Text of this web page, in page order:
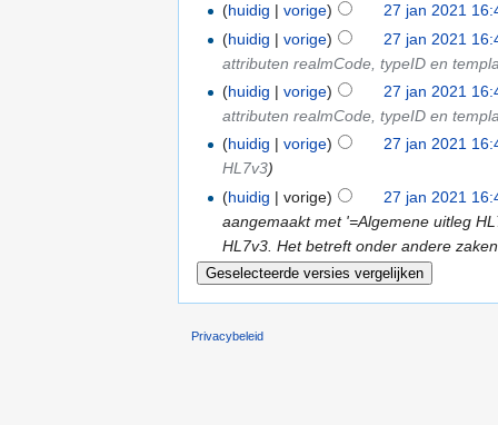
(huidig |vorige)
27 jan 2021
(huidig |vorige)
27 jan 2021
attributen realmCode, typeID en
(huidig |vorige)
27 jan 2021
attributen realmCode, typeID en
(huidig |vorige)
27 jan 2021
HL7v3)
(huidig | vorige)
27 jan 2021
aangemaakt met '=Algemene uitleg
HL7v3. Het betreft onder andere
Privacybeleid